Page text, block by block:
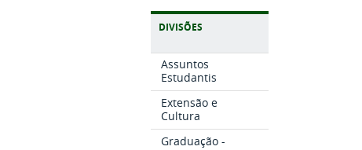
DIVISÕES
Assuntos
Estudantis
Extensão e
Cultura
Graduação -